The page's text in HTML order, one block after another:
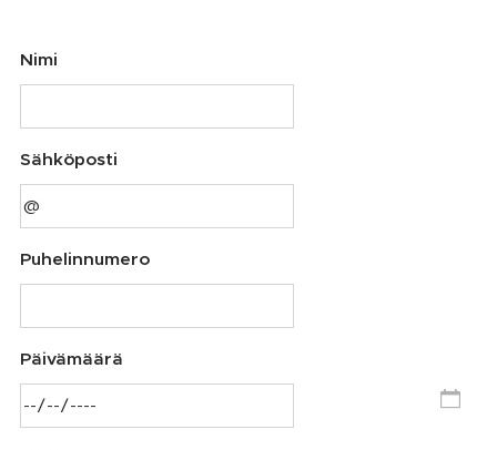
Nimi
Sähköposti
Puhelinnumero
Päivämäärä